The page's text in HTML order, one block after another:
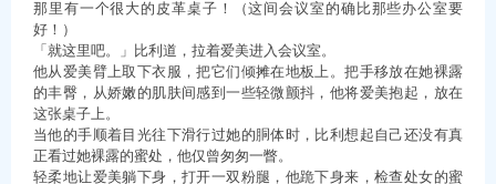
那里有一个很大的皮革桌子！（这间会议室的确比那些办公室要
好！）
「就这里吧。」比利道，拉着爱美进入会议室。
他从爱美臂上取下衣服，把它们倾摊在地板上。把手移放在她裸露
的丰臀，从娇嫩的肌肤间感到一些轻微颤抖，他将爱美抱起，放在
这张桌子上。
当他的手顺着目光往下滑行过她的胴体时，比利想起自己还没有真
正看过她裸露的蜜处，他仅曾匆匆一瞥。
轻柔地让爱美躺下身，打开一双粉腿，他跪下身来，检查处女的蜜